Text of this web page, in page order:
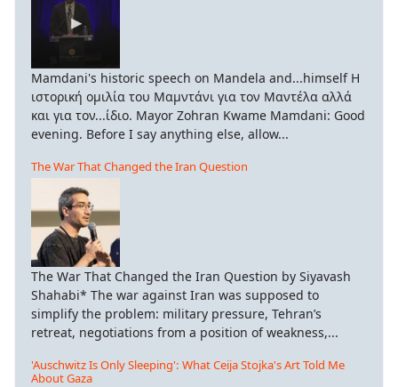
Mamdani's historic speech on Mandela and...himself Η
ιστορική ομιλία του Μαμντάνι για τον Μαντέλα αλλά
και για τον...ίδιο. Mayor Zohran Kwame Mamdani: Good
evening. Before I say anything else, allow...
The War That Changed the Iran Question
The War That Changed the Iran Question by Siyavash
Shahabi* The war against Iran was supposed to
simplify the problem: military pressure, Tehran’s
retreat, negotiations from a position of weakness,...
'Auschwitz Is Only Sleeping': What Ceija Stojka's Art Told Me
About Gaza